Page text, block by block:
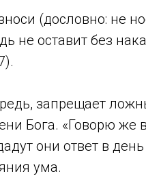
(дословно: не
не оставит без
запрещает
Бога. «Говорю же
они ответ в
ума.